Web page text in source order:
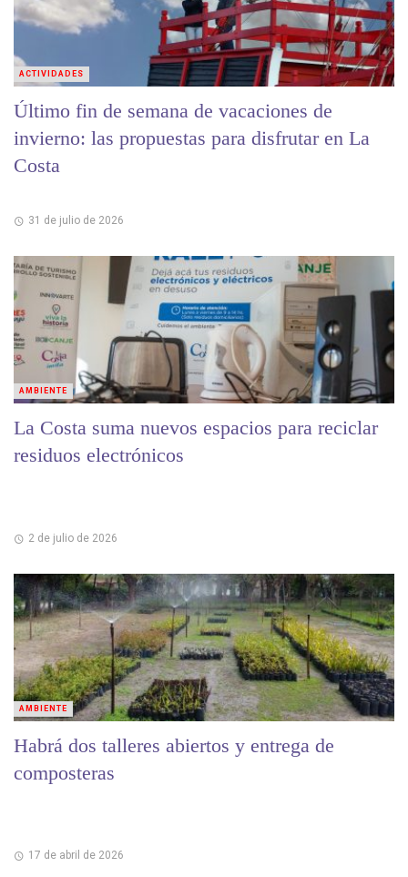
Último fin de semana de vacaciones de
invierno: las propuestas para disfrutar en La
Costa
31 de julio de 2026
ACTIVIDADES
La Costa suma nuevos espacios para reciclar
residuos electrónicos
2 de julio de 2026
AMBIENTE
Habrá dos talleres abiertos y entrega de
composteras
17 de abril de 2026
AMBIENTE